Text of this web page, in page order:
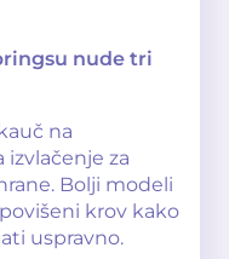
nude tri
na
izvlačenje za
Bolji modeli
krov kako
uspravno.